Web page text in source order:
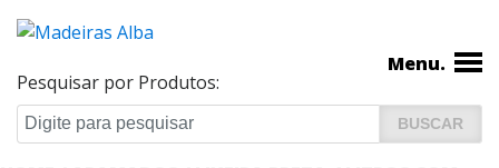
Pesquisar por Produtos:
Menu.